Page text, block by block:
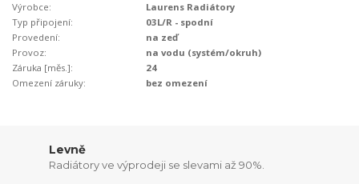
Výrobce:
Laurens Radiátory
Typ připojení:
03L/R - spodní
Provedení:
na zeď
Provoz:
na vodu (systém/okruh)
Záruka [měs.]:
24
Omezení záruky:
bez omezení
Levně
Radiátory ve výprodeji se slevami až 90%.